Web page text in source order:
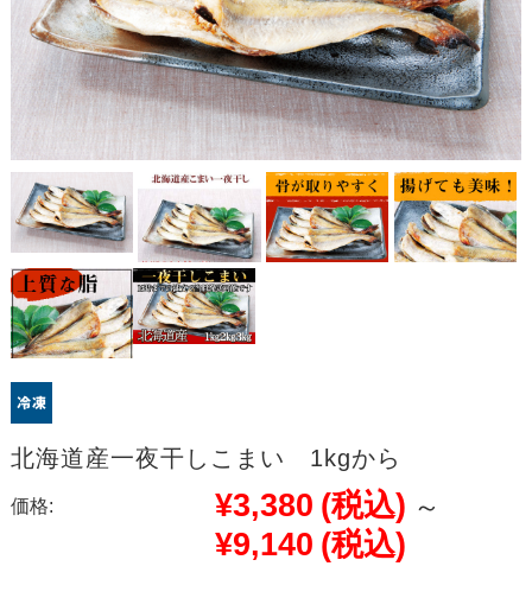
北海道産一夜干しこまい 1kgから
価格: ¥3,380 (税込) ～
¥9,140 (税込)